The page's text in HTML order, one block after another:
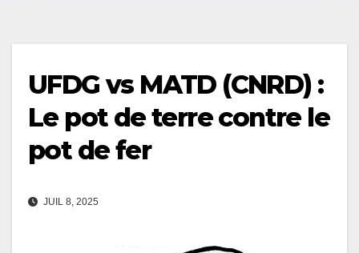
UFDG vs MATD (CNRD) :
Le pot de terre contre le
pot de fer
JUIL 8, 2025